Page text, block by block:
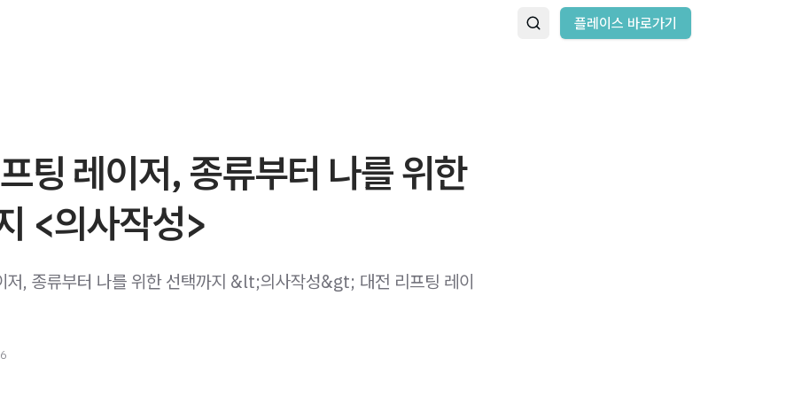
플레이스 바로가기
팅 레이저, 종류부터 나를 위한
<의사작성>
저, 종류부터 나를 위한 선택까지 &lt;의사작성&gt; 대전 리프팅 레이